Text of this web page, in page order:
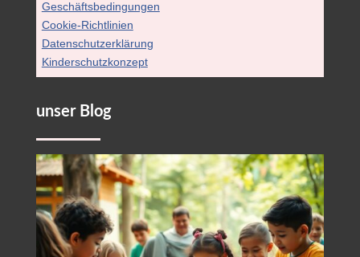
Geschäftsbedingungen
Cookie-Richtlinien
Datenschutzerklärung
Kinderschutzkonzept
unser Blog